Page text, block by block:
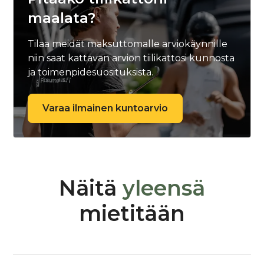
maalata?
Tilaa meidät maksuttomalle arviokäynnille
niin saat kattavan arvion tiilikattosi kunnosta
ja toimenpidesuosituksista.
Varaa ilmainen kuntoarvio
Näitä yleensä
mietitään